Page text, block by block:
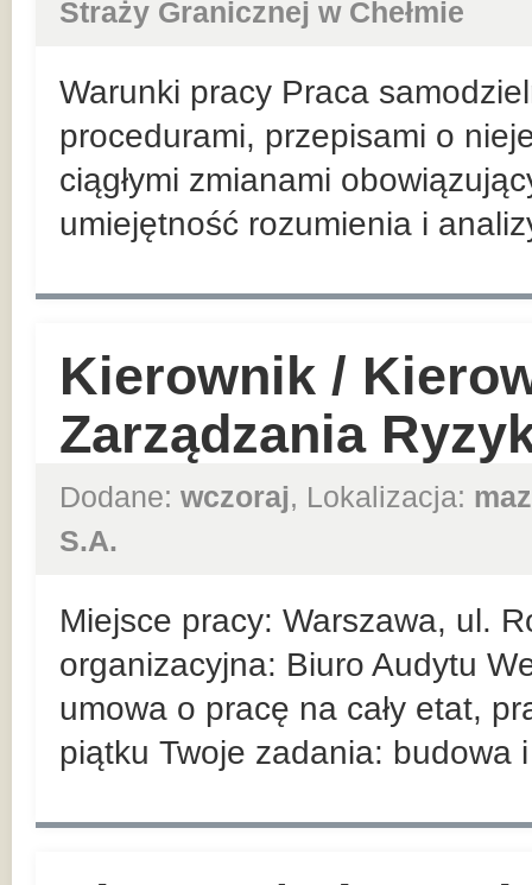
Straży Granicznej w Chełmie
Warunki pracy Praca
procedurami, przepisami o
ciągłymi zmianami
umiejętność rozumienia i
Kierownik /
Zarządzania
Dodane: wczoraj, Lokalizacja:
S.A.
Miejsce pracy: Warszawa, ul.
organizacyjna: Biuro Audytu
umowa o pracę na cały etat,
piątku Twoje zadania: budowa